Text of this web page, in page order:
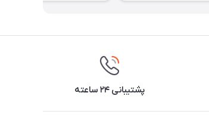
پشتیبانی ۲۴ ساعته